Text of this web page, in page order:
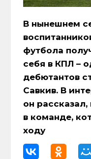
В нынешнем
футбола
себя в КПЛ –
дебютантов
Савкив. В
он
в команде,
ходу